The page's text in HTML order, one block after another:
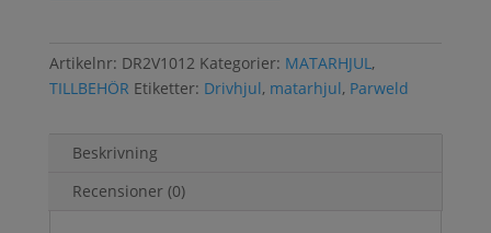
Artikelnr: DR2V1012 Kategorier: MATARHJUL,
TILLBEHÖR Etiketter: Drivhjul, matarhjul, Parweld
Beskrivning
Recensioner (0)